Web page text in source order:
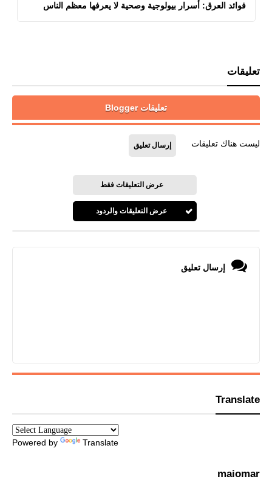
فوائد العرق: أسرار بيولوجية وصحية لا يعرفها معظم الناس
تعليقات
تعليقات Blogger
ليست هناك تعليقات إرسال تعليق
عرض التعليقات فقط
عرض التعليقات والردود
إرسال تعليق
Translate
Powered by Translate
maiomar